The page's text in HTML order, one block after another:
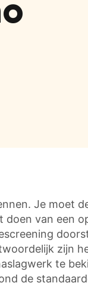
Je moet
van een
zijn
te
de